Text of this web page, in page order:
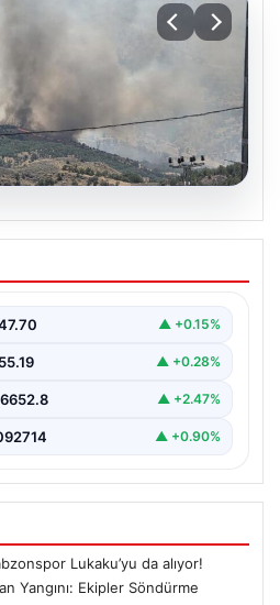
Orman Yangını:
çıkan orman yangını,▲ +0.15%
55.19 ▲ +0.28%
6652.8 ▲ +2.47%
▲ +0.90%
Lukaku’yu da alıyor!
Yangını: Ekipler Söndürme